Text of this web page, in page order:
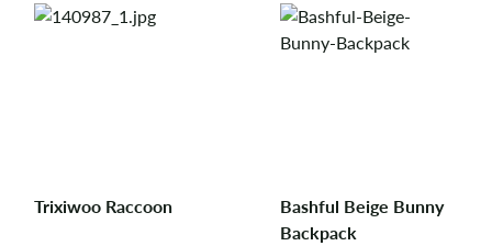
Trixiwoo Raccoon
Bashful Beige Bunny
Backpack